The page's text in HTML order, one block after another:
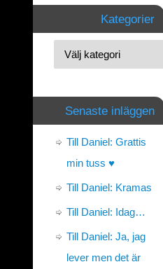
Kategorier
Senaste inläggen
Till Daniel: Grattis
min tuss ♥
Till Daniel: Kramas
Till Daniel: Idag…
Till Daniel: Ja, jag
lever men det är